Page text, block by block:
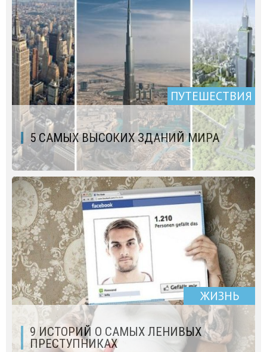
ПУТЕШЕСТВИЯ
5 САМЫХ ВЫСОКИХ ЗДАНИЙ МИРА
ЖИЗНЬ
9 ИСТОРИЙ О САМЫХ ЛЕНИВЫХ
ПРЕСТУПНИКАХ